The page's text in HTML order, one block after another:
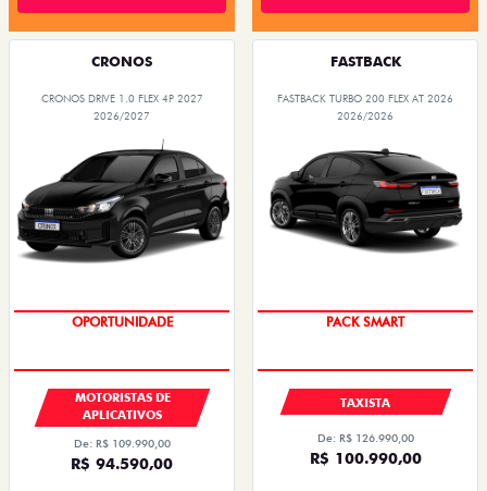
CRONOS
CRONOS DRIVE 1.0 FLEX 4P 2027
2026/2027
OPORTUNIDADE
MOTORISTAS DE
APLICATIVOS
De: R$ 109.990,00
R$ 94.590,00
FASTBACK
FASTBACK TURBO 200 FLEX AT 2026
2026/2026
PACK SMART
TAXISTA
De: R$ 126.990,00
R$ 100.990,00